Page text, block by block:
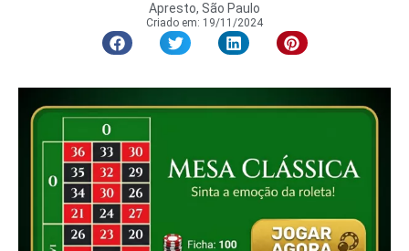
Apresto, São Paulo
Criado em: 19/11/2024